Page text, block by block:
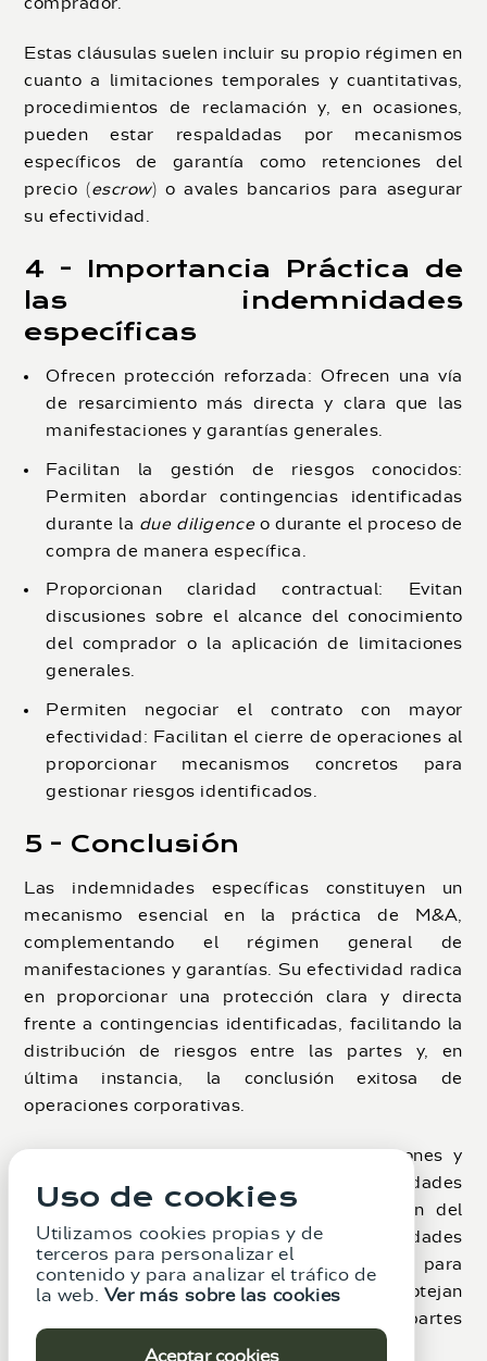
comprador.
Estas cláusulas suelen incluir su propio régimen en
cuanto a limitaciones temporales y cuantitativas,
procedimientos de reclamación y, en ocasiones,
pueden estar respaldadas por mecanismos
específicos de garantía como retenciones del
precio (escrow) o avales bancarios para asegurar
su efectividad.
4 - Importancia Práctica de
las indemnidades
específicas
Ofrecen protección reforzada: Ofrecen una vía
de resarcimiento más directa y clara que las
manifestaciones y garantías generales.
Facilitan la gestión de riesgos conocidos:
Permiten abordar contingencias identificadas
durante la due diligenceo durante el proceso de
compra de manera específica.
Proporcionan claridad contractual: Evitan
discusiones sobre el alcance del conocimiento
del comprador o la aplicación de limitaciones
generales.
Permiten negociar el contrato con mayor
efectividad: Facilitan el cierre de operaciones al
proporcionar mecanismos concretos para
gestionar riesgos identificados.
5 - Conclusión
Las indemnidades específicas constituyen un
mecanismo esencial en la práctica de M&A,
complementando el régimen general de
manifestaciones y garantías. Su efectividad radica
en proporcionar una protección clara y directa
frente a contingencias identificadas, facilitando la
distribución de riesgos entre las partes y, en
última instancia, la conclusión exitosa de
operaciones corporativas.
La combinación adecuada de manifestaciones y
garantías generales con indemnidades
específicas, junto con una correcta gestión del
conocimiento del comprador y las salvedades
correspondientes, resulta fundamental para
estructurar transacciones que protejan
adecuadamente los intereses de todas las partes
Uso de cookies
Utilizamos cookies propias y de
terceros para personalizar el
contenido y para analizar el tráfico de
la web. Ver más sobre las cookies
Aceptar cookies